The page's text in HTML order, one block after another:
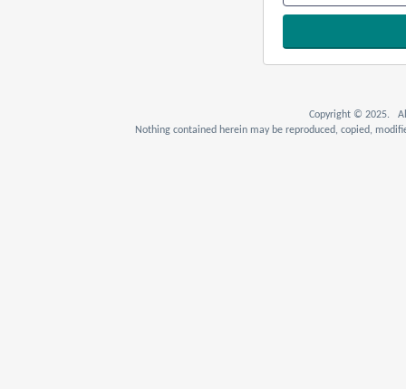
Copyright © 2025. All
Nothing contained herein may be reproduced, copied,